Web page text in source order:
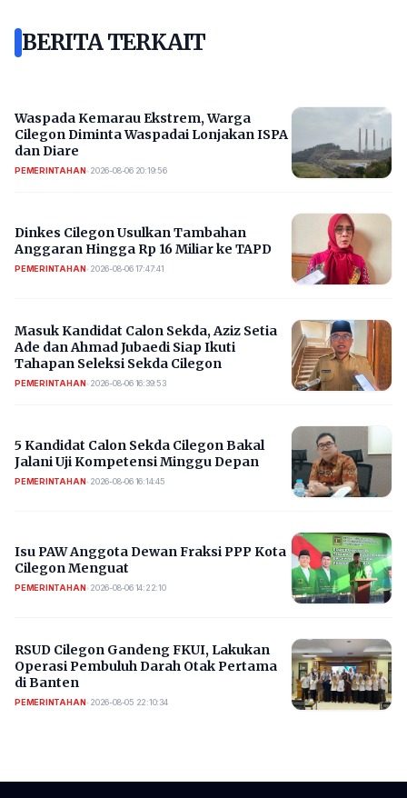
BERITA TERKAIT
Waspada Kemarau Ekstrem, Warga
Cilegon Diminta Waspadai Lonjakan ISPA
dan Diare
PEMERINTAHAN• 2026-08-06 20:19:56
Dinkes Cilegon Usulkan Tambahan
Anggaran Hingga Rp 16 Miliar ke TAPD
PEMERINTAHAN• 2026-08-06 17:47:41
Masuk Kandidat Calon Sekda, Aziz Setia
Ade dan Ahmad Jubaedi Siap Ikuti
Tahapan Seleksi Sekda Cilegon
PEMERINTAHAN• 2026-08-06 16:39:53
5 Kandidat Calon Sekda Cilegon Bakal
Jalani Uji Kompetensi Minggu Depan
PEMERINTAHAN• 2026-08-06 16:14:45
Isu PAW Anggota Dewan Fraksi PPP Kota
Cilegon Menguat
PEMERINTAHAN• 2026-08-06 14:22:10
RSUD Cilegon Gandeng FKUI, Lakukan
Operasi Pembuluh Darah Otak Pertama
di Banten
PEMERINTAHAN• 2026-08-05 22:10:34